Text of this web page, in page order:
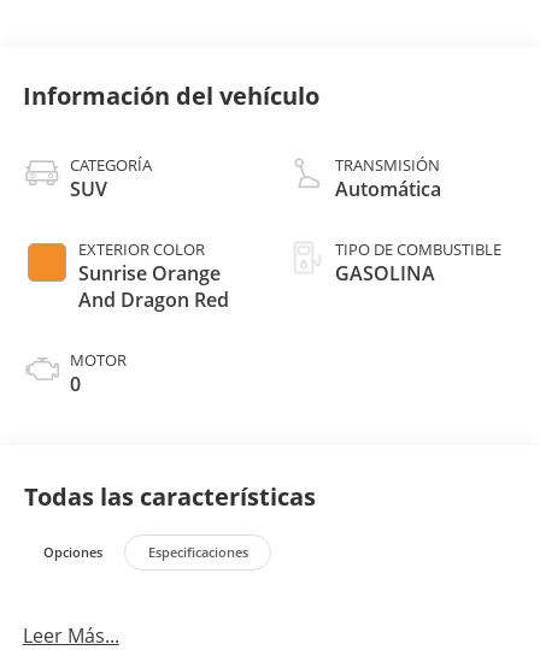
Información del vehículo
CATEGORÍA
SUV
EXTERIOR COLOR
Sunrise Orange
And Dragon Red
MOTOR
0
TRANSMISIÓN
Automática
TIPO DE COMBUSTIBLE
GASOLINA
Todas las características
Opciones Especificaciones
Leer Más...